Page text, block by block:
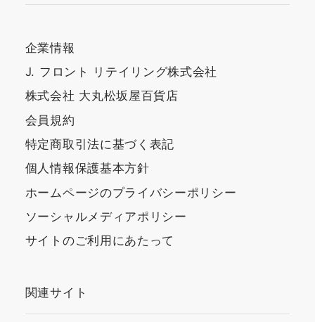
企業情報
J. フロント リテイリング株式会社
株式会社 大丸松坂屋百貨店
会員規約
特定商取引法に基づく表記
個人情報保護基本方針
ホームページのプライバシーポリシー
ソーシャルメディアポリシー
サイトのご利用にあたって
関連サイト